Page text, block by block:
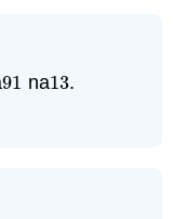
91
91 na13
13.